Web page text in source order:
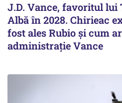
J.D. Vance, favoritul lui
Albă în 2028. Chirieac
fost ales Rubio și cum
administrație Vance